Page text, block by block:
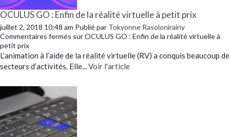
OCULUS GO : Enfin de la réalité virtuelle à petit prix
juillet 2, 2018 10:48 am Publié par Tokyonne Rasolonirainy
Commentaires fermés sur OCULUS GO : Enfin de la réalité virtuelle à
petit prix
L’animation à l’aide de la réalité virtuelle (RV) a conquis beaucoup de
secteurs d’activités. Elle... Voir l'article